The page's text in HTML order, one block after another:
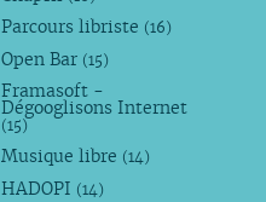
Parcours libriste (16)
Open Bar (15)
Framasoft -
Dégooglisons Internet
(15)
Musique libre (14)
HADOPI (14)